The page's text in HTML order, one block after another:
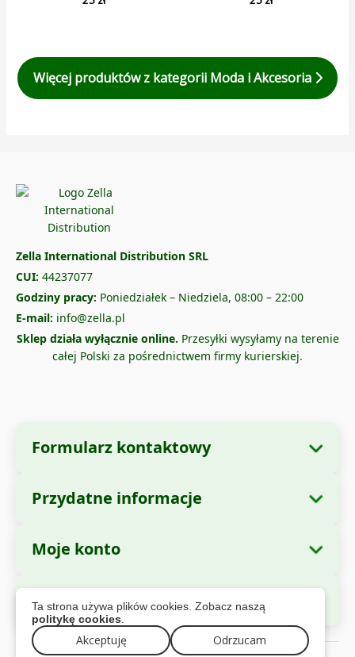
Ta strona używa plików cookies. Zobacz naszą
politykę cookies
Akceptuję Odrzucam
Więcej produktów z kategorii Moda i Akcesoria
Zella International Distribution SRL
CUI: 44237077
Godziny pracy: Poniedziałek – Niedziela, 08:00 – 22:00
E-mail: info@zella.pl
Sklep działa wyłącznie online. Przesyłki wysyłamy na terenie
całej Polski za pośrednictwem firmy kurierskiej.
Formularz kontaktowy
Nazwa firmy:
SRL
Siedziba:Strada Cuza Voda nr. 97, Sector 4,
Bucuresti, 040283, Romania
CUI:44237077
Przydatne informacje
Jak zamawiać?
Metody płatności
Informacje o wysyłce
Polityka zwrotów
Moje konto
Moje zamówienia
Dane osobowe
Adresy
Bezpieczne płatności